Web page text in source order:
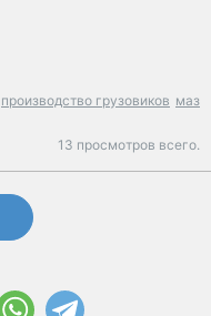
производство грузовиков маз
13 просмотров всего.